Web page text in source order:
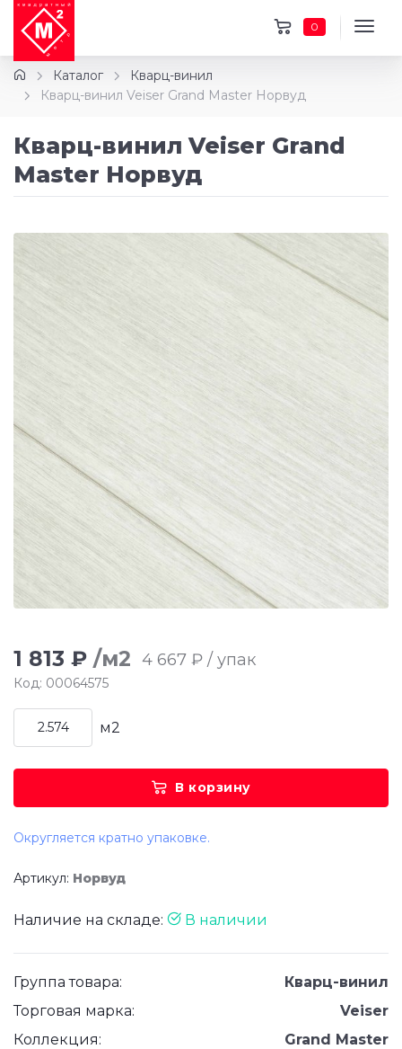
0
Каталог
Кварц-винил
Кварц-винил Veiser Grand Master Норвуд
Кварц-винил Veiser Grand
Master Норвуд
1 813 ₽ /м2 4 667 ₽ / упак
Код: 00064575
м2
В корзину
Округляется кратно упаковке.
Артикул: Норвуд
Наличие на складе: В наличии
Группа товара:
Кварц-винил
Торговая марка:
Veiser
Коллекция:
Grand Master